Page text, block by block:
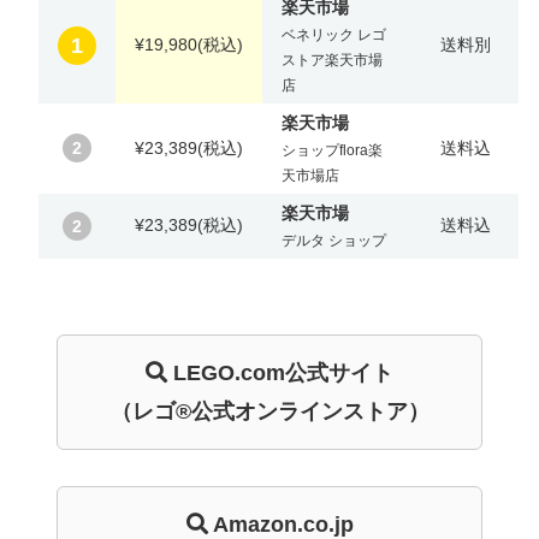
1 ¥19,980(税込)
楽天市場
ベネリック レゴ
ストア楽天市場
店
送料別
2 ¥23,389(税込)
楽天市場
ショップflora楽
天市場店
送料込
2 ¥23,389(税込)
楽天市場
デルタ ショップ
送料込
LEGO.com公式サイト
（レゴ®公式オンラインストア）
Amazon.co.jp